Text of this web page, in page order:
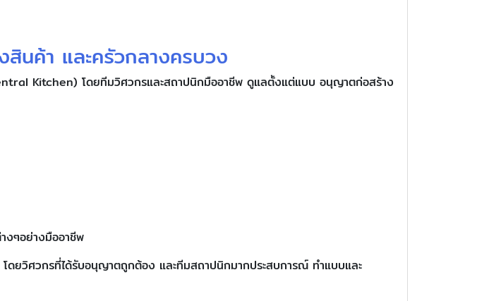
นค้า และครัวกลางครบวง
Kitchen) โดยทีมวิศวกรและสถาปนิกมืออาชีพ ดูแลตั้งแต่แบบ อนุญาตก่อสร้าง
งๆอย่างมืออาชีพ
ดยวิศวกรที่ได้รับอนุญาตถูกต้อง และทีมสถาปนิกมากประสบการณ์ ทำแบบและ